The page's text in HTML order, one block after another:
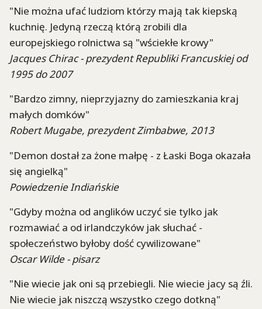
"Nie można ufać ludziom którzy mają tak kiepską
kuchnię. Jedyną rzeczą którą zrobili dla
europejskiego rolnictwa są "wściekłe krowy"
Jacques Chirac - prezydent Republiki Francuskiej od
1995 do 2007
"Bardzo zimny, nieprzyjazny do zamieszkania kraj
małych domków"
Robert Mugabe, prezydent Zimbabwe, 2013
"Demon dostał za żone małpę - z Łaski Boga okazała
się angielką"
Powiedzenie Indiańskie
"Gdyby można od anglików uczyć sie tylko jak
rozmawiać a od irlandczyków jak słuchać -
społeczeństwo byłoby dość cywilizowane"
Oscar Wilde - pisarz
"Nie wiecie jak oni są przebiegli. Nie wiecie jacy są źli.
Nie wiecie jak niszczą wszystko czego dotkną"